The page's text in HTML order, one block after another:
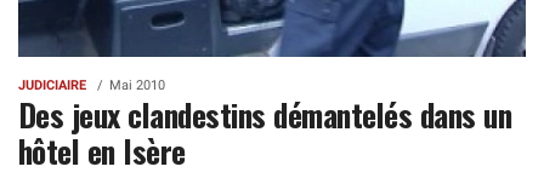
JUDICIAIRE Mai 2010
Des jeux clandestins démantelés dans un
hôtel en Isère